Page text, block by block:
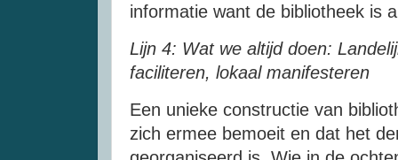
informatie want de bibliotheek is
Lijn 4: Wat we altijd doen:
faciliteren, lokaal manifesteren
Een unieke constructie van
zich ermee bemoeit en dat het